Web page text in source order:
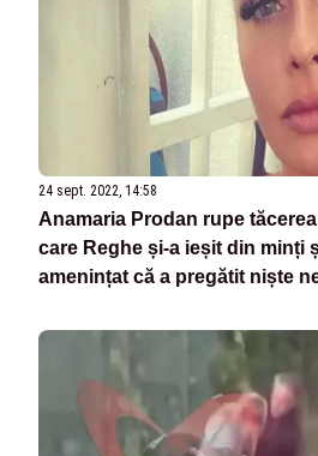
24 sept. 2022, 14:58
Anamaria Prodan rupe
care Reghe și-a ieșit din minți
amenințat că a pregătit niște